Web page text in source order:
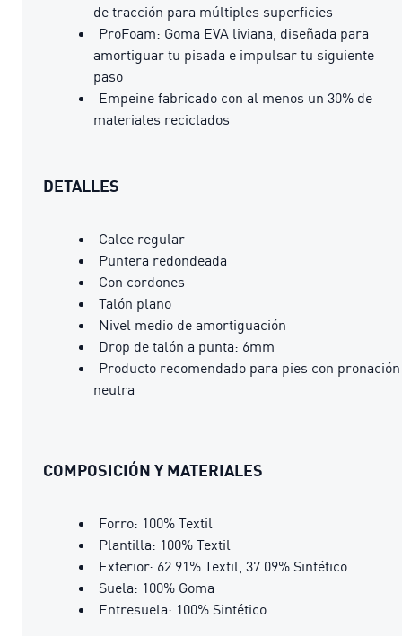
de tracción para múltiples superficies
ProFoam: Goma EVA liviana, diseñada para
amortiguar tu pisada e impulsar tu siguiente
paso
Empeine fabricado con al menos un 30% de
materiales reciclados
DETALLES
Calce regular
Puntera redondeada
Con cordones
Talón plano
Nivel medio de amortiguación
Drop de talón a punta: 6mm
Producto recomendado para pies con pronación
neutra
COMPOSICIÓN Y MATERIALES
Forro: 100% Textil
Plantilla: 100% Textil
Exterior: 62.91% Textil, 37.09% Sintético
Suela: 100% Goma
Entresuela: 100% Sintético